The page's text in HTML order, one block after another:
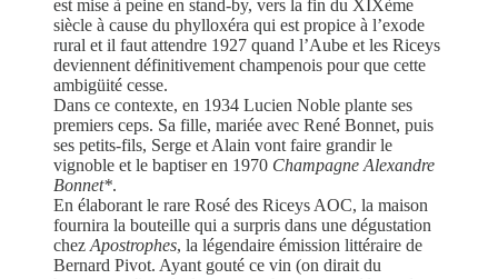
est mise à peine en stand-by, vers la fin du XIXème
siècle à cause du phylloxéra qui est propice à l’exode
rural et il faut attendre 1927 quand l’Aube et les Riceys
deviennent définitivement champenois pour que cette
ambigüité cesse.
Dans ce contexte, en 1934 Lucien Noble plante ses
premiers ceps. Sa fille, mariée avec René Bonnet, puis
ses petits-fils, Serge et Alain vont faire grandir le
vignoble et le baptiser en 1970 Champagne Alexandre
Bonnet*.
En élaborant le rare Rosé des Riceys AOC, la maison
fournira la bouteille qui a surpris dans une dégustation
chez Apostrophes, la légendaire émission littéraire de
Bernard Pivot. Ayant gouté ce vin (on dirait du